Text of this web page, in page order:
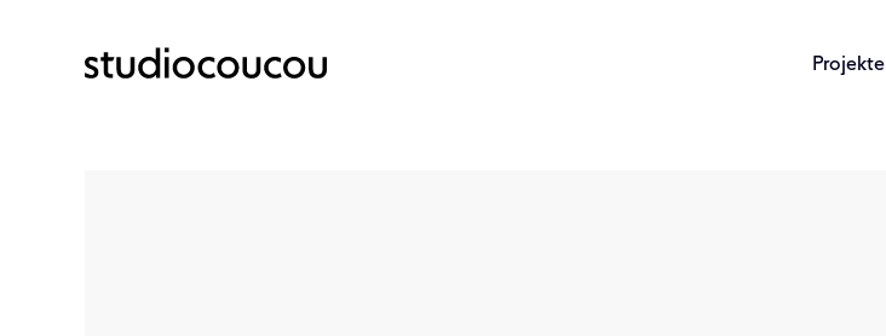
Projekte